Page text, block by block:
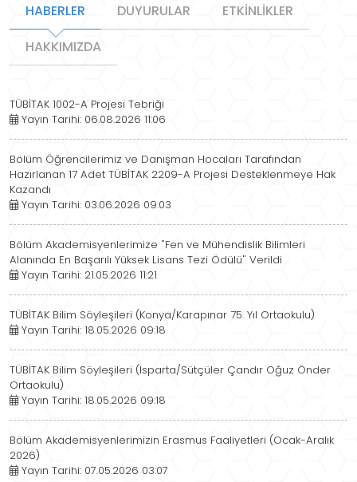
HABERLER DUYURULAR
ETKİNLİKLER
HAKKIMIZDA
TÜBİTAK 1002-A Projesi Tebriği
Yayın Tarihi: 06.08.2026 11:06
Bölüm Öğrencilerimiz ve Danışman Hocaları Tarafından
Hazırlanan 17 Adet TÜBİTAK 2209-A Projesi Desteklenmeye Hak
Kazandı
Yayın Tarihi: 03.06.2026 09:03
Bölüm Akademisyenlerimize "Fen ve Mühendislik Bilimleri
Alanında En Başarılı Yüksek Lisans Tezi Ödülü" Verildi
Yayın Tarihi: 21.05.2026 11:21
TÜBİTAK Bilim Söyleşileri (Konya/Karapınar 75. Yıl Ortaokulu)
Yayın Tarihi: 18.05.2026 09:18
TÜBİTAK Bilim Söyleşileri (Isparta/Sütçüler Çandır Oğuz Önder
Ortaokulu)
Yayın Tarihi: 18.05.2026 09:18
Bölüm Akademisyenlerimizin Erasmus Faaliyetleri (Ocak-Aralık
2026)
Yayın Tarihi: 07.05.2026 03:07